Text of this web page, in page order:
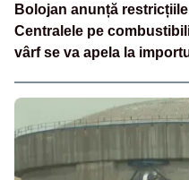
Bolojan anunță
Centralele pe
vârf se va apela la